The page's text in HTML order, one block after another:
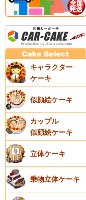
キャラクター
ケーキ
似顔絵ケーキ
カップル
似顔絵ケーキ
立体ケーキ
乗物立体ケーキ